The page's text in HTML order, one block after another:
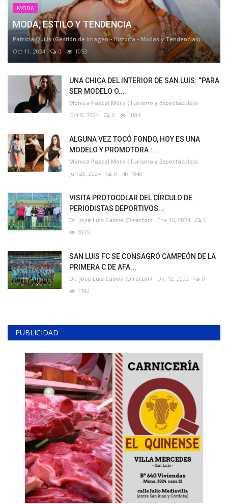
MODA
MODA, ESTILO Y TENDENCIA
Patricia Quilis (Gestión de Imagen - Historia - Modas y Tendencias)
Oct 11, 2024
0 1053
UNA CHICA DEL INTERIOR DE SAN LUIS: “PARA
SER MODELO O...
Mónica Pascal Mora (Turismo y Espectáculos)
Oct 8, 2024
0 1084
ALGUNA VEZ TOCÓ FONDO, HOY ES UNA
MODELO Y PROMOTORA :...
Mónica Pascal Mora (Turismo y Espectáculos)
Jun 28, 2024
0 1840
VISITA PROTOCOLAR DEL CÍRCULO DE
PERIODISTAS DEPORTIVOS...
Dr. José Luis Casiva (Director) Ene 16, 2024
0
2025
SAN LUIS FC SE CONSAGRÓ CAMPEÓN DE LA
PRIMERA C DE AFA...
Dr. José Luis Casiva (Director) Dic 12, 2022
0
1742
PUBLICIDAD